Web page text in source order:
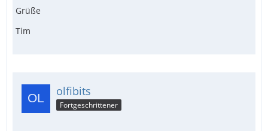
Grüße
Tim
olfibits
Fortgeschrittener